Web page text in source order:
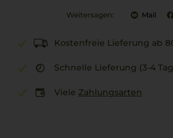
Weitersagen: Mail
Kostenfreie Lieferung ab
Schnelle Lieferung (3-4
Viele Zahlungsarten